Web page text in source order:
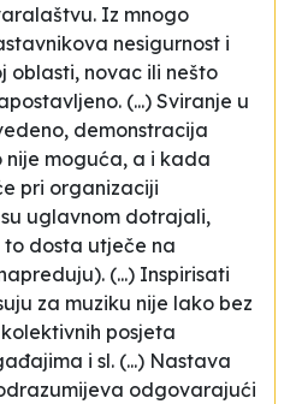
Iz mnogo
nesigurnost i
oblasti, novac ili nešto
(...) Sviranje u
demonstracija
nije moguća, a i kada
pri organizaciji
uglavnom dotrajali,
dosta utječe na
(...) Inspirisati
za muziku nije lako bez
posjeta
i sl. (...) Nastava
odgovarajući